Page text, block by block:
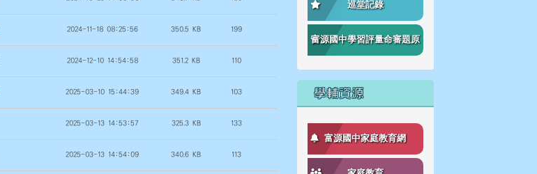
2024-11-18 08:25:56 350.5 KB 199
2024-12-10 14:54:58 351.2 KB 110
2025-03-10 15:44:39 349.4 KB 103
2025-03-13 14:53:57 325.3 KB 133
2025-03-13 14:54:09 340.6 KB 113
巡堂記錄
富源國中學習評量命審題原
則
學輔資源
富源國中家庭教育網